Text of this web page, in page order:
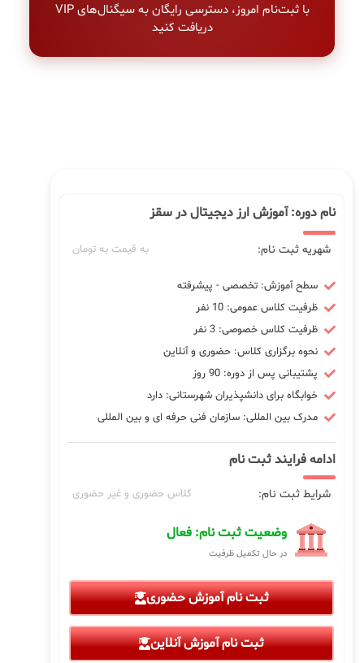
با ثبت‌نام امروز، دسترسی رایگان به سیگنال‌های VIP
دریافت کنید
نام دوره: آموزش ارز دیجیتال در سقز
شهریه ثبت نام: به قیمت به تومان
سطح آموزش: تخصصی - پیشرفته
ظرفیت کلاس عمومی: 10 نفر
ظرفیت کلاس خصوصی: 3 نفر
نحوه برگزاری کلاس: حضوری و آنلاین
پشتیبانی پس از دوره: 90 روز
خوابگاه برای دانشپذیران شهرستانی: دارد
مدرک بین المللی: سازمان فنی حرفه ای و بین المللی
ادامه فرایند ثبت نام
شرایط ثبت نام: کلاس حضوری و غیر حضوری
وضعیت ثبت نام: فعال
در حال تکمیل ظرفیت
ثبت نام آموزش حضوری
ثبت نام آموزش آنلاین